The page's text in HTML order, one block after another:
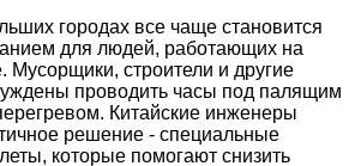
городах все чаще становится
для людей, работающих на
Мусорщики, строители и другие
проводить часы под палящим
Китайские инженеры
решение - специальные
которые помогают снизить